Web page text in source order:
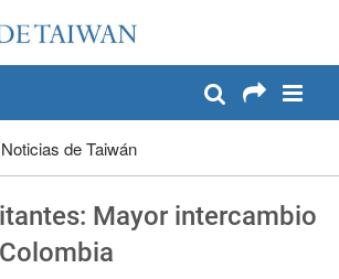
Noticias de Taiwán
Mayor intercambio